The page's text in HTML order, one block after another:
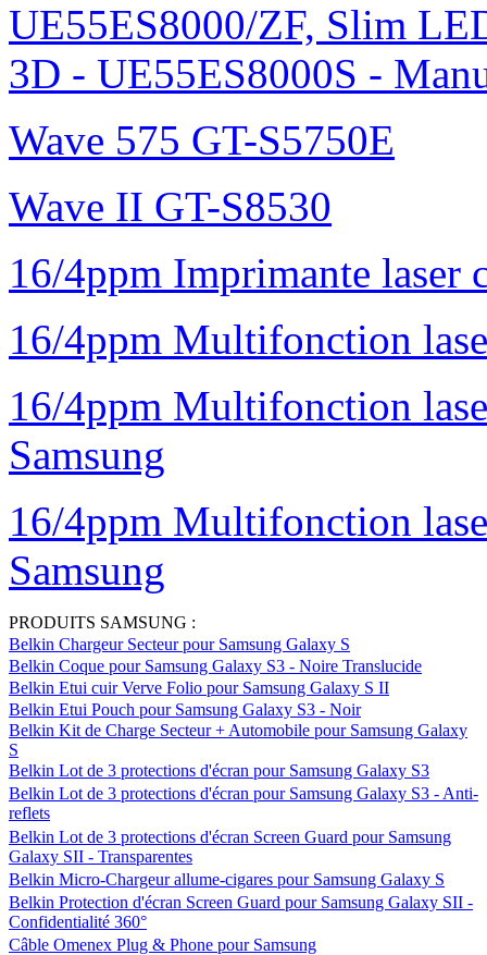
UE55ES8000/ZF, Slim
3D - UE55ES8000S -
Wave 575 GT-S5750E
Wave II GT-S8530
16/4ppm Imprimante laser
16/4ppm Multifonction
16/4ppm Multifonction
Samsung
16/4ppm Multifonction
Samsung
PRODUITS SAMSUNG :
Belkin Chargeur Secteur pour Samsung Galaxy S
Belkin Coque pour Samsung Galaxy S3 - Noire Translucide
Belkin Etui cuir Verve Folio pour Samsung Galaxy S II
Belkin Etui Pouch pour Samsung Galaxy S3 - Noir
Belkin Kit de Charge Secteur + Automobile pour Samsung Galaxy
S
Belkin Lot de 3 protections d'écran pour Samsung Galaxy S3
Belkin Lot de 3 protections d'écran pour Samsung Galaxy S3 - Anti-
reflets
Belkin Lot de 3 protections d'écran Screen Guard pour Samsung
Galaxy SII - Transparentes
Belkin Micro-Chargeur allume-cigares pour Samsung Galaxy S
Belkin Protection d'écran Screen Guard pour Samsung Galaxy SII -
Confidentialité 360°
Câble Omenex Plug & Phone pour Samsung